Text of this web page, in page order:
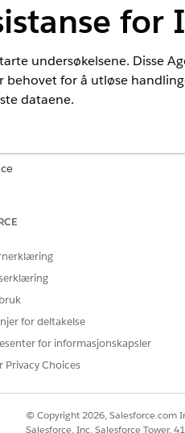
for
undersøkelsene. Disse
for å utløse
dataene.
bakgrunnsprosesser
oppdager disse
kontekstuelle forslag og
løsingshastigheten og
behandle oppgaver i løpet av
og automatisk tilknytte
og
handlinger til å analysere,
for deltakelse
for informasjonskapsler
Privacy Choices
© Copyright 2026, Salesforce.com
Salesforce, Inc. Salesforce Tower,